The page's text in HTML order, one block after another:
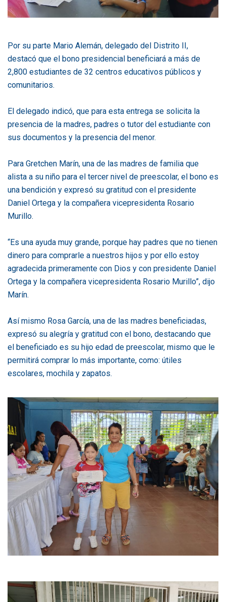
Por su parte Mario Alemán, delegado del Distrito II,
destacó que el bono presidencial beneficiará a más de
2,800 estudiantes de 32 centros educativos públicos y
comunitarios.
El delegado indicó, que para esta entrega se solicita la
presencia de la madres, padres o tutor del estudiante con
sus documentos y la presencia del menor.
Para Gretchen Marín, una de las madres de familia que
alista a su niño para el tercer nivel de preescolar, el bono es
una bendición y expresó su gratitud con el presidente
Daniel Ortega y la compañera vicepresidenta Rosario
Murillo.
“Es una ayuda muy grande, porque hay padres que no tienen
dinero para comprarle a nuestros hijos y por ello estoy
agradecida primeramente con Dios y con presidente Daniel
Ortega y la compañera vicepresidenta Rosario Murillo”, dijo
Marín.
Así mismo Rosa García, una de las madres beneficiadas,
expresó su alegría y gratitud con el bono, destacando que
el beneficiado es su hijo edad de preescolar, mismo que le
permitirá comprar lo más importante, como: útiles
escolares, mochila y zapatos.